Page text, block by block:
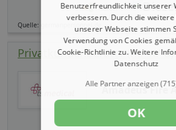
Teilen
Quelle: germanpersonnel.de
Privatkundenberater (m/ w/ d)
Amadeus Fire
Benutzerfreundlichkeit unserer
verbessern. Durch die weitere
unserer Webseite stimmen
Verwendung von Cookies
Cookie-Richtlinie zu.Weitere
Datenschutz
Alle Partner anzeigen
OK